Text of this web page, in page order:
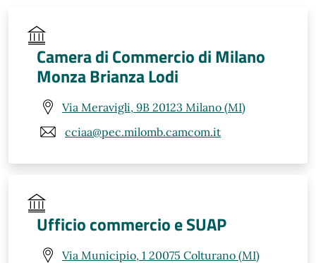
Camera di Commercio di Milano
Monza Brianza Lodi
Via Meravigli, 9B 20123 Milano (MI)
cciaa@pec.milomb.camcom.it
Ufficio commercio e SUAP
Via Municipio, 1 20075 Colturano (MI)